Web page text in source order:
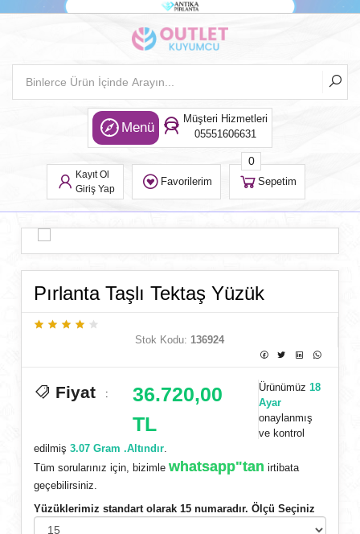
Menü
Müşteri Hizmetleri
05551606631
Kayıt Ol
Giriş Yap
Favorilerim Sepetim
0
Pırlanta Taşlı Tektaş Yüzük
Stok Kodu: 136924
Fiyat :
36.720,00
TL
Ürünümüz18
Ayar
onaylanmış
ve kontrol
edilmiş3.07 Gram .Altındır.
Tüm sorularınız için, bizimlewhatsapp"tan irtibata
geçebilirsiniz.
Yüzüklerimiz standart olarak 15 numaradır. Ölçü Seçiniz